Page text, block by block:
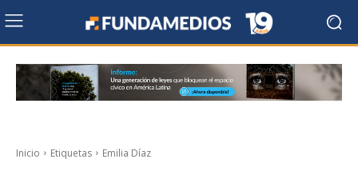
Inicio Etiquetas Emilia Díaz